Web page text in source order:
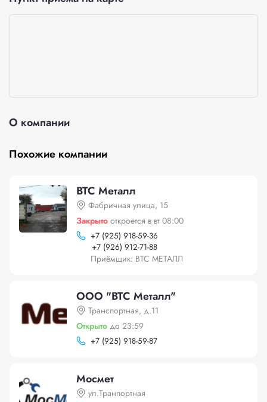
О компании
Похожие компании
ВТС Металл
Фабричная улица, 15
Закрыто откроется в вт 08:00
+7 (925) 918-59-36
+7 (926) 912-71-88
Приёмщик: ВТС МЕТАЛЛ
ООО "ВТС Металл"
Транспортная, д.11
Открыто до 23:59
+7 (925) 918-59-87
Мосмет
ул.Транпортная